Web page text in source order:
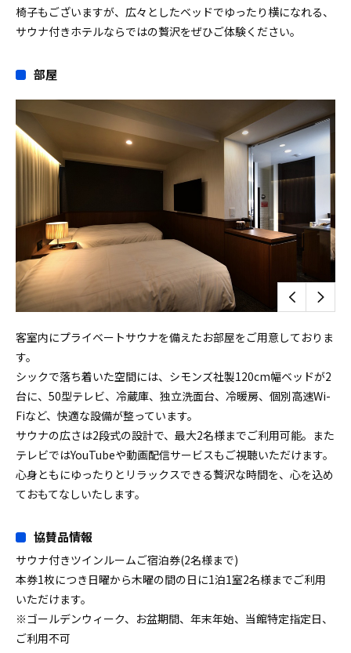
椅子もございますが、広々としたベッドでゆったり横になれる、
サウナ付きホテルならではの贅沢をぜひご体験ください。
部屋
客室内にプライベートサウナを備えたお部屋をご用意しておりま
す。
シックで落ち着いた空間には、シモンズ社製120cm幅ベッドが2
台に、50型テレビ、冷蔵庫、独立洗面台、冷暖房、個別高速Wi-
Fiなど、快適な設備が整っています。
サウナの広さは2段式の設計で、最大2名様までご利用可能。また
テレビではYouTubeや動画配信サービスもご視聴いただけます。
心身ともにゆったりとリラックスできる贅沢な時間を、心を込め
ておもてなしいたします。
協賛品情報
サウナ付きツインルームご宿泊券(2名様まで)
本券1枚につき日曜から木曜の間の日に1泊1室2名様までご利用
いただけます。
※ゴールデンウィーク、お盆期間、年末年始、当館特定指定日、
ご利用不可